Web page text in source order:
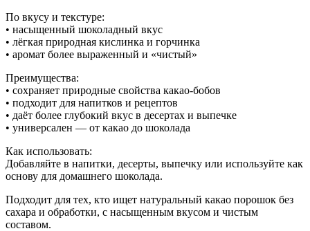
По вкусу и текстуре:
• насыщенный шоколадный вкус
• лёгкая природная кислинка и горчинка
• аромат более выраженный и «чистый»
Преимущества:
• сохраняет природные свойства какао-бобов
• подходит для напитков и рецептов
• даёт более глубокий вкус в десертах и выпечке
• универсален — от какао до шоколада
Как использовать:
Добавляйте в напитки, десерты, выпечку или используйте как
основу для домашнего шоколада.
Подходит для тех, кто ищет натуральный какао порошок без
сахара и обработки, с насыщенным вкусом и чистым
составом.